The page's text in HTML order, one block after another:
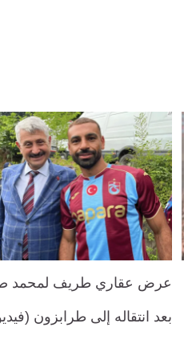
عرض عقاري طريف لمحمد
بعد انتقاله إلى طرابزون